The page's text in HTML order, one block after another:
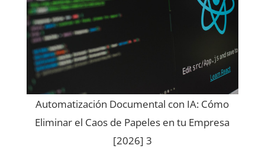
Automatización Documental con IA: Cómo
Eliminar el Caos de Papeles en tu Empresa
[2026] 3